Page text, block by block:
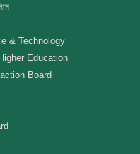
& Technology
Education
Board